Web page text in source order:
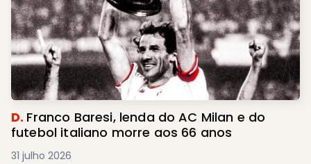
D. Franco Baresi, lenda do AC Milan e do
futebol italiano morre aos 66 anos
31 julho 2026